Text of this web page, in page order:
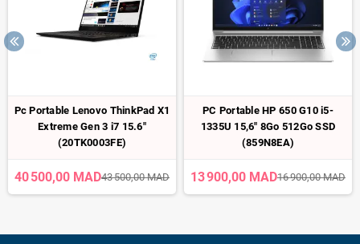
Pc Portable Lenovo ThinkPad X1
Extreme Gen 3 i7 15.6"
(20TK0003FE)
40 500,00 MAD43 500,00 MAD
PC Portable HP 650 G10 i5-
1335U 15,6" 8Go 512Go SSD
(859N8EA)
13 900,00 MAD16 900,00 MAD